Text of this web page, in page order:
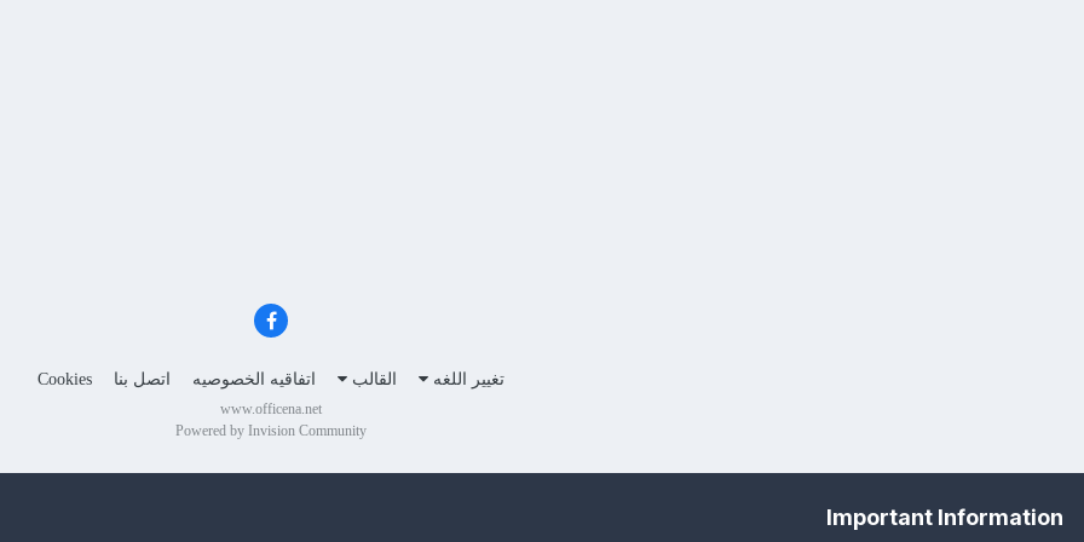
تغيير اللغه القالب اتفاقيه الخصوصيه اتصل بنا Cookies
www.officena.net
Powered by Invision Community
Important Information